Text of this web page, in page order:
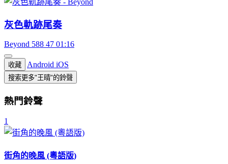
灰色軌跡尾奏
Beyond 588 47 01:16
收藏 Android iOS
搜索更多"王晴"的鈴聲
熱門鈴聲
1
街角的晚風 (粵語版)